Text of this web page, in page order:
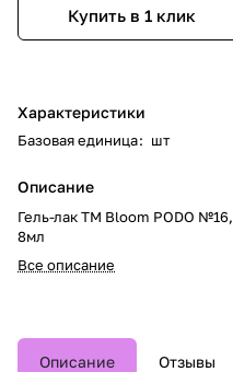
Купить в 1 клик
Характеристики
Базовая единица: шт
Описание
Гель-лак TM Bloom PODO №16,
8мл
Все описание
Описание Отзывы